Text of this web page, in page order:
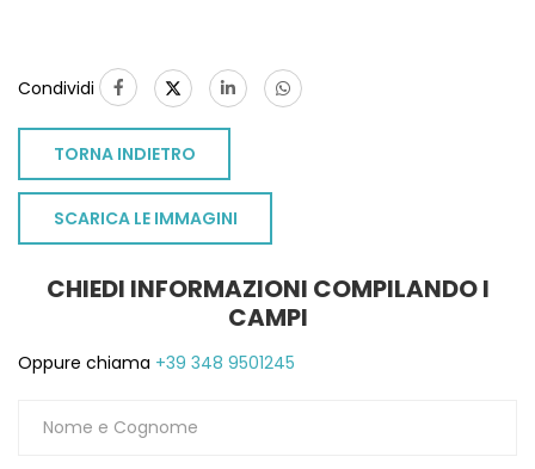
Condividi
TORNA INDIETRO
SCARICA LE IMMAGINI
CHIEDI INFORMAZIONI COMPILANDO I
CAMPI
Oppure chiama +39 348 9501245